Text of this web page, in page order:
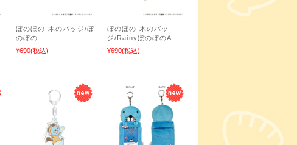
ぼのぼの 木のバッジ/ぼ
のぼの
¥690(税込)
ぼのぼの 木のバッ
ジ/RainyぼのぼのA
¥690(税込)